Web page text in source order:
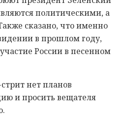
политическими, а
сказано, что именно
в прошлом году,
России в песенном
нет планов
и просить вещателя